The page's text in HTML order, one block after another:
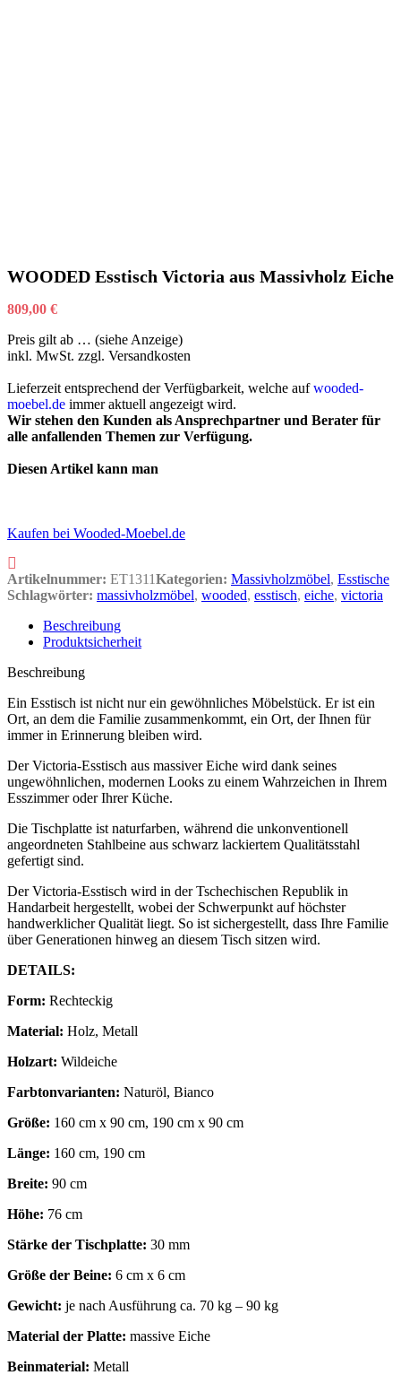
WOODED Esstisch Victoria aus Massivholz Eiche
809,00 €
Preis gilt ab … (siehe Anzeige)
inkl. MwSt. zzgl. Versandkosten
Lieferzeit entsprechend der Verfügbarkeit, welche aufwooded-
moebel.de immer aktuell angezeigt wird.
Wir stehen den Kunden als Ansprechpartner und Berater für
alle anfallenden Themen zur Verfügung.
Diesen Artikel kann man
Kaufen bei Wooded-Moebel.de
Artikelnummer: ET1311Kategorien: Massivholzmöbel, Esstische
Schlagwörter: massivholzmöbel, wooded, esstisch, eiche, victoria
Beschreibung
Produktsicherheit
Beschreibung
Ein Esstisch ist nicht nur ein gewöhnliches Möbelstück. Er ist ein
Ort, an dem die Familie zusammenkommt, ein Ort, der Ihnen für
immer in Erinnerung bleiben wird.
Der Victoria-Esstisch aus massiver Eiche wird dank seines
ungewöhnlichen, modernen Looks zu einem Wahrzeichen in Ihrem
Esszimmer oder Ihrer Küche.
Die Tischplatte ist naturfarben, während die unkonventionell
angeordneten Stahlbeine aus schwarz lackiertem Qualitätsstahl
gefertigt sind.
Der Victoria-Esstisch wird in der Tschechischen Republik in
Handarbeit hergestellt, wobei der Schwerpunkt auf höchster
handwerklicher Qualität liegt. So ist sichergestellt, dass Ihre Familie
über Generationen hinweg an diesem Tisch sitzen wird.
DETAILS:
Form: Rechteckig
Material: Holz, Metall
Holzart: Wildeiche
Farbtonvarianten: Naturöl, Bianco
Größe: 160 cm x 90 cm, 190 cm x 90 cm
Länge: 160 cm, 190 cm
Breite: 90 cm
Höhe: 76 cm
Stärke der Tischplatte: 30 mm
Größe der Beine: 6 cm x 6 cm
Gewicht: je nach Ausführung ca. 70 kg – 90 kg
Material der Platte: massive Eiche
Beinmaterial: Metall